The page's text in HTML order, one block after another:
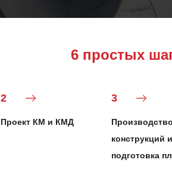
6 простых
2
Проект КМ и КМД
3
Производство
конструкций и
подготовка